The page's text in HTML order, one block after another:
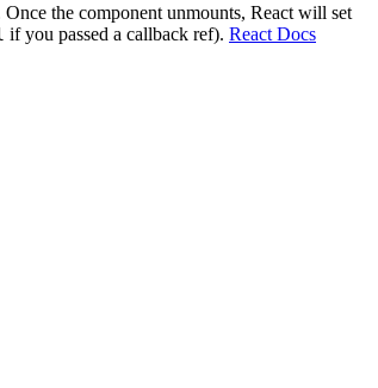
the component unmounts, React will set
if you passed a callback ref). React Docs